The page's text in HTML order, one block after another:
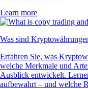
Learn more
Was sind
Erfahren Sie, was
welche Merkmale und
Ausblick entwickelt.
aufbewahrt – und welche